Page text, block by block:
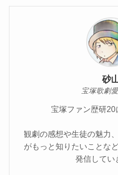
砂
宝塚歌劇
宝塚ファン歴研20
観劇の感想や生徒の魅力
がもっと知りたいことな
発信してい